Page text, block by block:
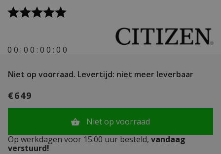
0 0 : 0 0 : 0 0 : 0 0
Niet op voorraad. Levertijd: niet meer leverbaar
€649
Niet op voorraad
Op werkdagen voor 15.00 uur besteld, vandaag
verstuurd!